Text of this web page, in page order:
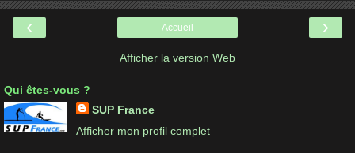
‹ ›
Accueil
Afficher la version Web
Qui êtes-vous ?
SUP France
Afficher mon profil complet